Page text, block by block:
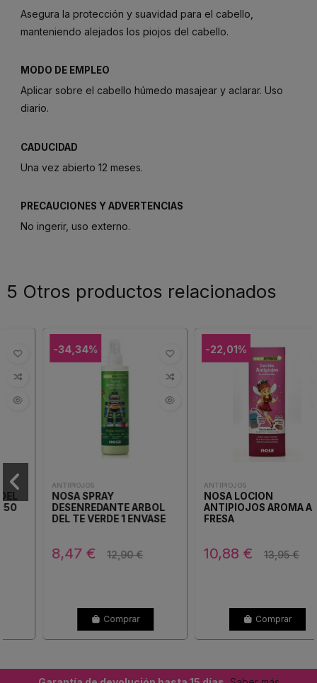
Asegura la protección y suavidad para el cabello,
manteniendo alejados los piojos del cabello.
MODO DE EMPLEO
Aplicar sobre el cabello húmedo masajear y aclarar. Uso
diario.
CADUCIDAD
Una vez abierto 12 meses.
PRECAUCIONES Y ADVERTENCIAS
No ingerir, uso externo.
5 Otros productos relacionados
-34,34%
ANTIPIOJOS
NOSA SPRAY
DESENREDANTE ARBOL
DEL TE VERDE 1 ENVASE
8,47 € 12,90 €
Comprar
-22,01%
ANTIPIOJOS
NOSA LOCION
ANTIPIOJOS AROMA A
10,88 € 13,95 €
Comprar